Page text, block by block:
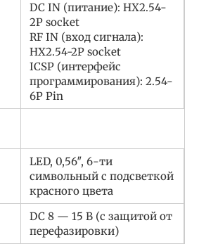
DC IN (питание): HX2.54-
2P socket
RF IN (вход сигнала):
HX2.54-2P socket
ICSP (интерфейс
программирования): 2.54-
6P Pin
LED, 0,56″, 6-ти
символьный с подсветкой
красного цвета
DC 8 — 15 В (с защитой от
перефазировки)